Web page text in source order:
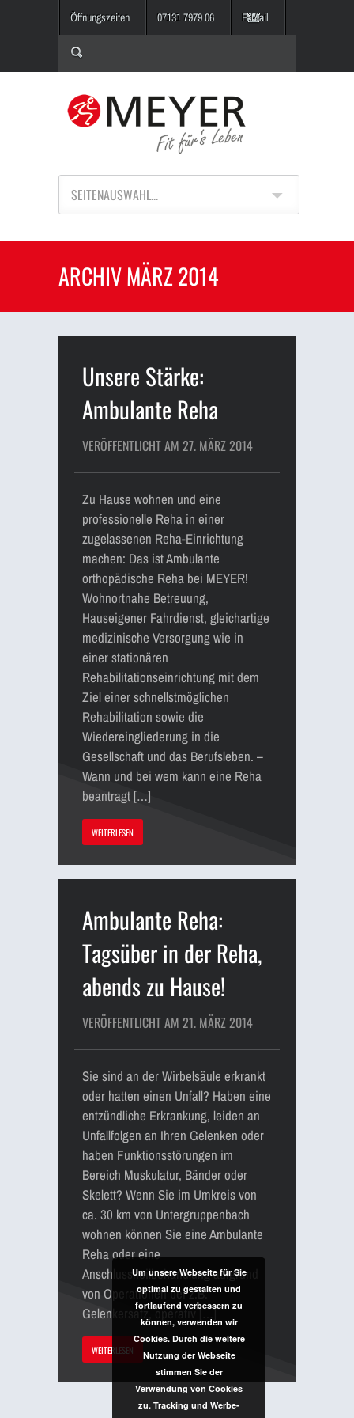
Öffnungszeiten 07131 7979 06 E-Mail
SEITENAUSWAHL...
ARCHIV MÄRZ 2014
Unsere Stärke:
Ambulante Reha
VERÖFFENTLICHT AM 27. MÄRZ 2014
Zu Hause wohnen und eine
professionelle Reha in einer
zugelassenen Reha-Einrichtung
machen: Das ist Ambulante
orthopädische Reha bei MEYER!
Wohnortnahe Betreuung,
Hauseigener Fahrdienst, gleichartige
medizinische Versorgung wie in
einer stationären
Rehabilitationseinrichtung mit dem
Ziel einer schnellstmöglichen
Rehabilitation sowie die
Wiedereingliederung in die
Gesellschaft und das Berufsleben. –
Wann und bei wem kann eine Reha
beantragt […]
WEITERLESEN
Ambulante Reha:
Tagsüber in der Reha,
abends zu Hause!
VERÖFFENTLICHT AM 21. MÄRZ 2014
Sie sind an der Wirbelsäule erkrankt
oder hatten einen Unfall? Haben eine
entzündliche Erkrankung, leiden an
Unfallfolgen an Ihren Gelenken oder
haben Funktionsstörungen im
Bereich Muskulatur, Bänder oder
Skelett? Wenn Sie im Umkreis von
ca. 30 km von Untergruppenbach
wohnen können Sie eine Ambulante
Reha oder eine
Anschlussheilbehandlung aufgrund
von Operationen bei z.B.
Gelenkersatz, operativ […]
WEITERLESEN
Um unsere Webseite für Sie
optimal zu gestalten und
fortlaufend verbessern zu
können, verwenden wir
Cookies. Durch die weitere
Nutzung der Webseite
stimmen Sie der
Verwendung von Cookies
zu. Tracking und Werbe-